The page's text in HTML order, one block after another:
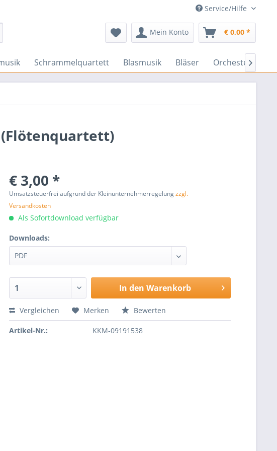
Service/Hilfe
Mein Konto € 0,00 *
Schrammelquartett Blasmusik Bläser Orchester
(Flötenquartett)
€ 3,00 *
Umsatzsteuerfrei aufgrund der Kleinunternehmerregelungzzgl.
Versandkosten
Als Sofortdownload verfügbar
Downloads:
In den Warenkorb
Vergleichen Merken Bewerten
Artikel-Nr.: KKM-09191538